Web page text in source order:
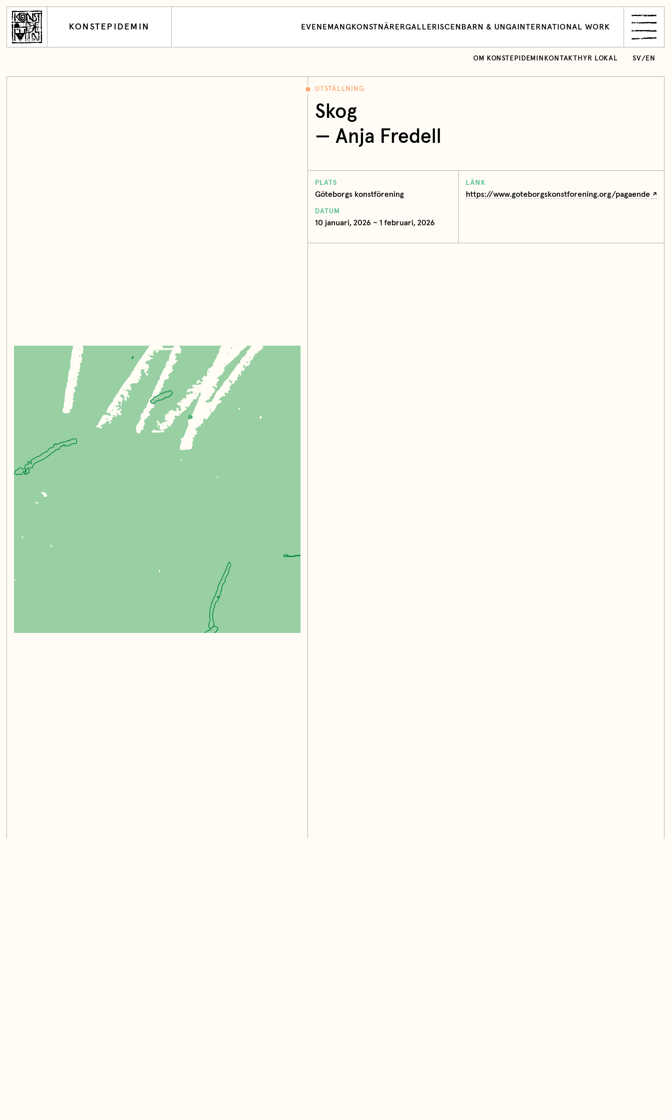
KONSTEPIDEMIN EVENEMANG KONSTNÄRERGALLERI SCEN BARN & UNGA INTERNATIONAL WORK
OM KONSTEPIDEMIN KONTAKT HYR LOKAL SV/ EN
UTSTÄLLNING
Skog
—Anja Fredell
PLATS
Göteborgs konstförening
DATUM
10 januari, 2026 – 1 februari, 2026
LÄNK
https://www.goteborgskonstforening.org/pagaende